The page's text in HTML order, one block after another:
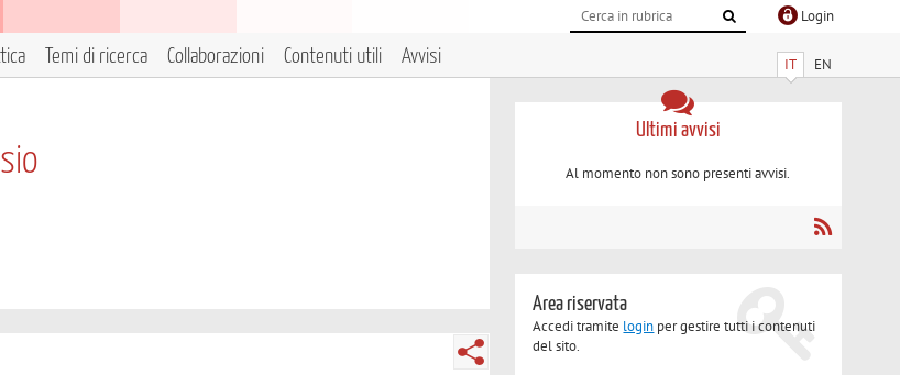
Login
IT EN
Temi di ricerca Collaborazioni Contenuti utili Avvisi
Ultimi avvisi
Al momento non sono presenti avvisi.
Area riservata
Accedi tramite login per gestire tutti i contenuti
del sito.